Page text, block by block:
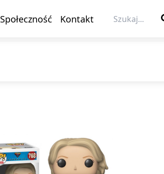
Społeczność Kontakt